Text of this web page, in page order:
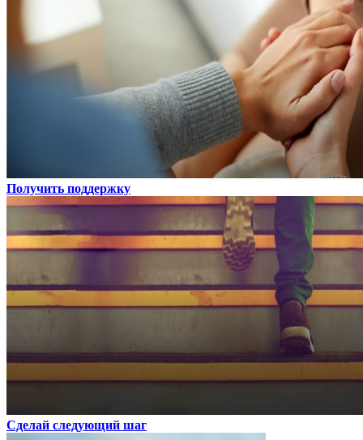
Получить поддержку
Сделай следующий шаг